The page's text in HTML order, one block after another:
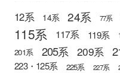
12系 14系 24系 77系
115系 117系 119系
201系 205系 209系
223・125系 225系 227系